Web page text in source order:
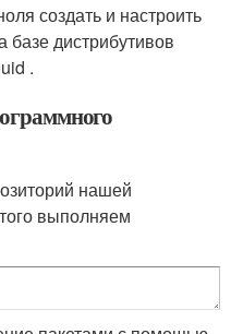
создать и настроить
базе дистрибутивов
.
нашей
выполняем